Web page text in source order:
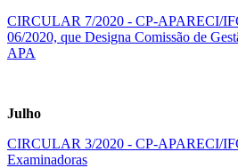
CIRCULAR 7/2020 - CP-APARECI/
06/2020, que Designa Comissão de
APA
Julho
CIRCULAR 3/2020 - CP-APARECI/
Examinadoras